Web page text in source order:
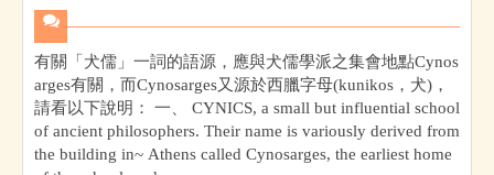
有關「犬儒」一詞的語源，應與犬儒學派之集會地點Cynos
arges有關，而Cynosarges又源於西臘字母(kunikos，犬)，
請看以下說明： 一、 CYNICS, a small but influential school
of ancient philosophers. Their name is variously derived from
the building in~ Athens called Cynosarges, the earliest home